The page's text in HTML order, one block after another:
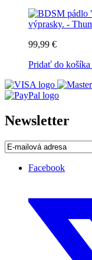
99,99 €
Pridať do košíka
Newsletter
Facebook